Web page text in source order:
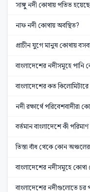
সাঙ্গু নদী কোথায় পতিত
নাফ নদী কোথায় অবস্থিত?
প্রাচীন যুগে মানুষ কোথায়
বাংলাদেশের নদীসমূহে
বাংলাদেশের কত
নদী রক্ষার্থে পরিবেশবাদীরা
বর্তমান বাংলাদেশে কী
তিস্তা বাঁধ থেকে কোন
বাংলাদেশের নদীসমূহে
বাংলাদেশের নদীগুলোতে চর